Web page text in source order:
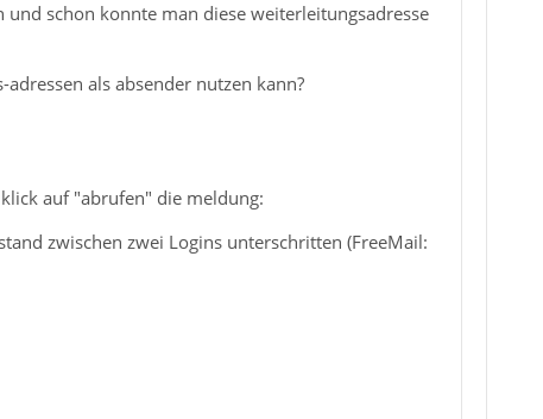
schon konnte man diese weiterleitungsadresse
als absender nutzen kann?
auf "abrufen" die meldung:
zwischen zwei Logins unterschritten (FreeMail: